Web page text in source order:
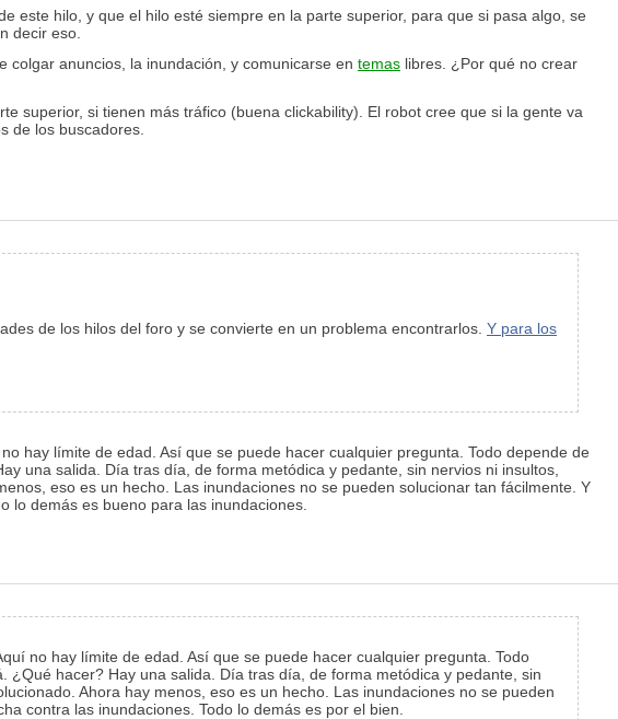
este hilo, y que el hilo esté siempre en la parte superior, para que si pasa algo, se
decir eso.
colgar anuncios, la inundación, y comunicarse en temas libres. ¿Por qué no crear
superior, si tienen más tráfico (buena clickability). El robot cree que si la gente va
de los buscadores.
de los hilos del foro y se convierte en un problema encontrarlos. Y para los
hay límite de edad. Así que se puede hacer cualquier pregunta. Todo depende de
una salida. Día tras día, de forma metódica y pedante, sin nervios ni insultos,
eso es un hecho. Las inundaciones no se pueden solucionar tan fácilmente. Y
lo demás es bueno para las inundaciones.
no hay límite de edad. Así que se puede hacer cualquier pregunta. Todo
hacer? Hay una salida. Día tras día, de forma metódica y pedante, sin
Ahora hay menos, eso es un hecho. Las inundaciones no se pueden
contra las inundaciones. Todo lo demás es por el bien.